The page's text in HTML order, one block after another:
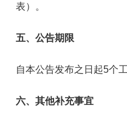
表）。
五、公告期限
自本公告发布之日起5个工
六、其他补充事宜